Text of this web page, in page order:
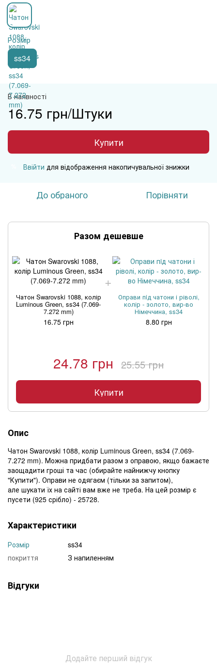
Розмір
ss34
В наявності
16.75 грн/Штуки
Купити
Ввійти для відображення накопичувальної знижки
До обраного Порівняти
Разом дешевше
Чатон Swarovski 1088, колір
Luminous Green, ss34 (7.069-
7.272 mm)
16.75 грн
Оправи пiд чатони і ріволі,
колір - золото, вир-во
Німеччина, ss34
8.80 грн
24.78 грн 25.55 грн
Купити
Опис
Чатон Swarovski 1088, колір Luminous Green, ss34 (7.069-
7.272 mm). Можна придбати разом з оправою, якщо бажаєте
заощадити гроші та час (обирайте найнижчу кнопку
"Купити"). Оправи не одягаєм (тільки за запитом),
але шукати їх на сайті вам вже не треба. На цей розмір є
пусети (925 срібло) - 25728.
Характеристики
Розмір
ss34
покриття
З напиленням
Відгуки
Додайте перший відгук